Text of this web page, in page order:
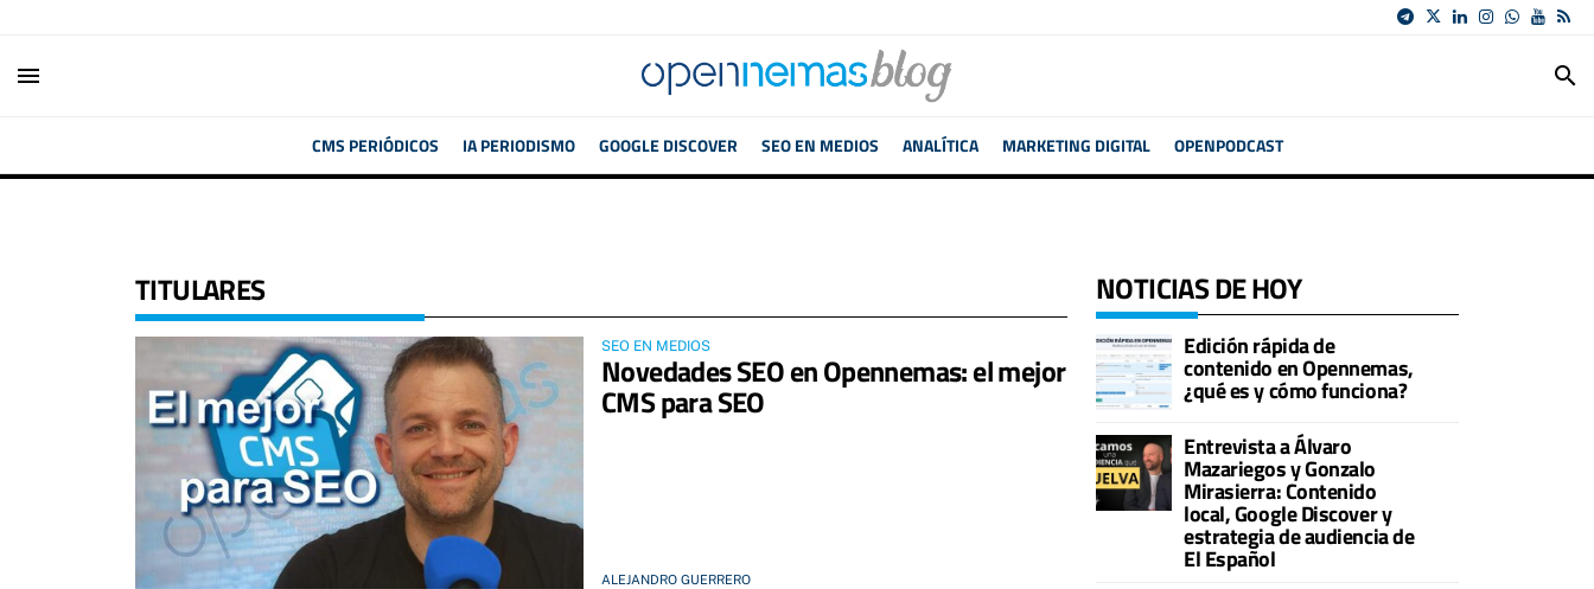
menu search
CMS PERIÓDICOS IA PERIODISMO GOOGLE DISCOVER SEO EN MEDIOS ANALÍTICA MARKETING DIGITAL OPENPODCAST
TITULARES
SEO EN MEDIOS
Novedades SEO en Opennemas: el mejor
CMS para SEO
ALEJANDRO GUERRERO
NOTICIAS DE HOY
Edición rápida de
contenido en Opennemas,
¿qué es y cómo funciona?
Entrevista a Álvaro
Mazariegos y Gonzalo
Mirasierra: Contenido
local, Google Discover y
estrategia de audiencia de
El Español